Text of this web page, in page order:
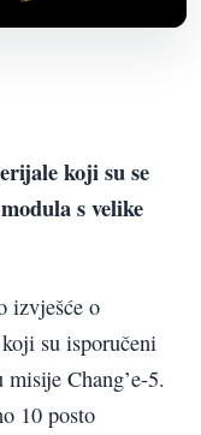
koji su se
s velike
izvješće o
su isporučeni
Chang’e-5.
10 posto